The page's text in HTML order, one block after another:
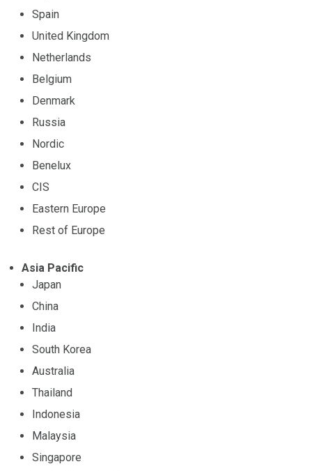
Spain
United Kingdom
Netherlands
Belgium
Denmark
Russia
Nordic
Benelux
CIS
Eastern Europe
Rest of Europe
Asia Pacific
Japan
China
India
South Korea
Australia
Thailand
Indonesia
Malaysia
Singapore